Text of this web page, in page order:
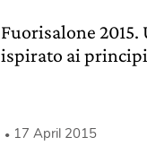
Fuorisalone
ispirato ai
17 April 2015